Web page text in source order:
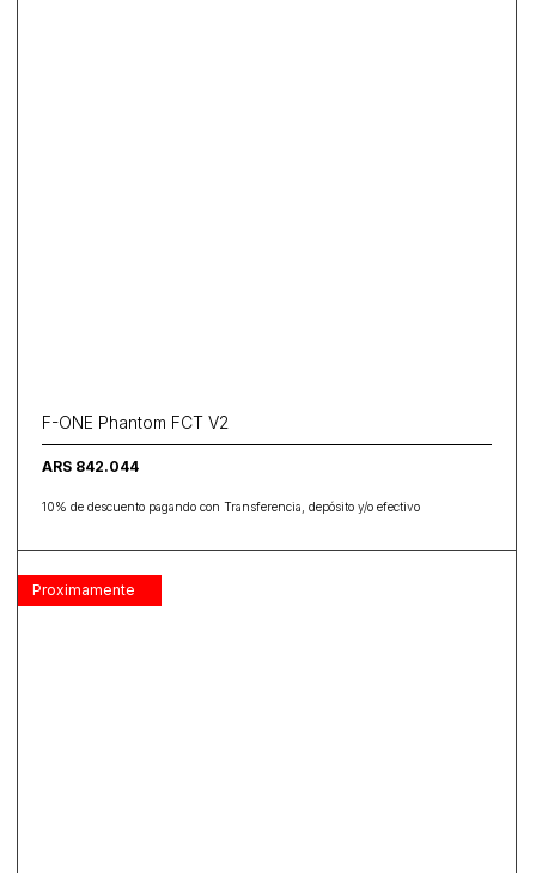
F-ONE Phantom FCT V2
ARS 842.044
10% de descuento pagando con Transferencia, depósito y/o efectivo
Proximamente